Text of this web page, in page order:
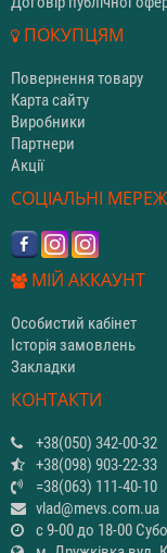
ПОКУПЦЯМ
Повернення товару
Карта сайту
Виробники
Партнери
Акції
СОЦІАЛЬНІ
МІЙ АККАУНТ
Особистий кабінет
Історія замовлень
Закладки
КОНТАКТИ
+38(050) 342-00-32
+38(098) 903-22-33
=38(063) 111-40-10
vlad@mevs.com.ua
с 9-00 до 18-00